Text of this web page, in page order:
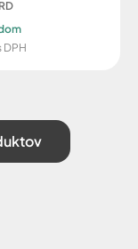
DPH